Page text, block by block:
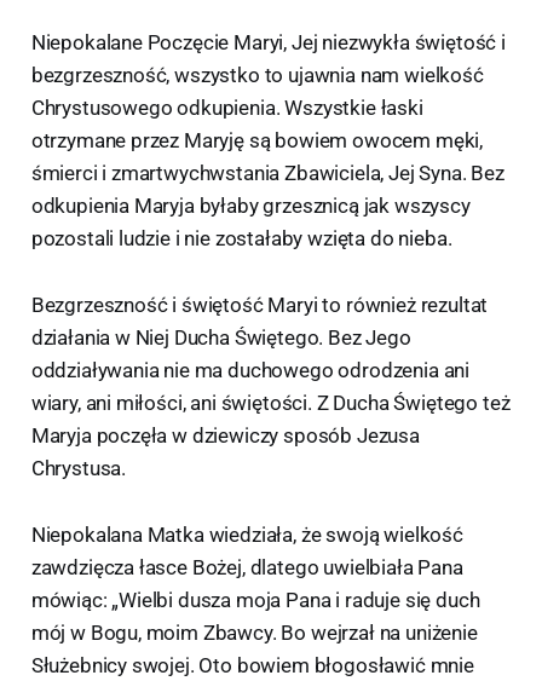
Niepokalane Poczęcie Maryi, Jej niezwykła świętość i
bezgrzeszność, wszystko to ujawnia nam wielkość
Chrystusowego odkupienia. Wszystkie łaski
otrzymane przez Maryję są bowiem owocem męki,
śmierci i zmartwychwstania Zbawiciela, Jej Syna. Bez
odkupienia Maryja byłaby grzesznicą jak wszyscy
pozostali ludzie i nie zostałaby wzięta do nieba.
Bezgrzeszność i świętość Maryi to również rezultat
działania w Niej Ducha Świętego. Bez Jego
oddziaływania nie ma duchowego odrodzenia ani
wiary, ani miłości, ani świętości. Z Ducha Świętego też
Maryja poczęła w dziewiczy sposób Jezusa
Chrystusa.
Niepokalana Matka wiedziała, że swoją wielkość
zawdzięcza łasce Bożej, dlatego uwielbiała Pana
mówiąc: „Wielbi dusza moja Pana i raduje się duch
mój w Bogu, moim Zbawcy. Bo wejrzał na uniżenie
Służebnicy swojej. Oto bowiem błogosławić mnie